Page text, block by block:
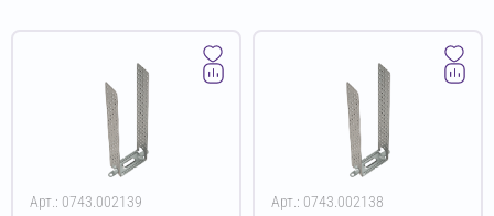
Арт.: 0743.002139
Арт.: 0743.002138